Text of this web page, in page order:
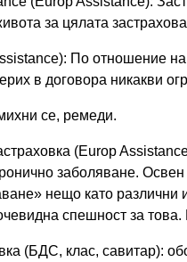
за цялата
По отношение на
в договора никакви
се, ремеди.
(Europ
заболяване.
нещо като различни
спешност за
(БДС, клас, савитар):